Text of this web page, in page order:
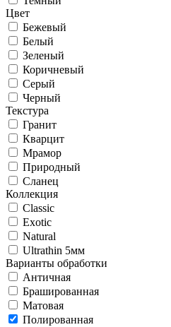
Цвет
Бежевый
Белый
Зеленый
Коричневый
Серый
Черный
Текстура
Гранит
Кварцит
Мрамор
Природный
Сланец
Коллекция
Classic
Exotic
Natural
Ultrathin 5мм
Варианты обработки
Античная
Брашированная
Матовая
Полированная